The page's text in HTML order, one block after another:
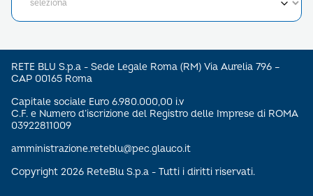
RETE BLU S.p.a - Sede Legale Roma (RM) Via Aurelia 796 –
CAP 00165 Roma
Capitale sociale Euro 6.980.000,00 i.v
C.F. e Numero d’iscrizione del Registro delle Imprese di ROMA
03922811009
amministrazione.reteblu@pec.glauco.it
Copyright 2026 ReteBlu S.p.a - Tutti i diritti riservati.